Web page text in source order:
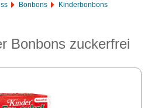
Bonbons Kinderbonbons
Bonbons zuckerfrei